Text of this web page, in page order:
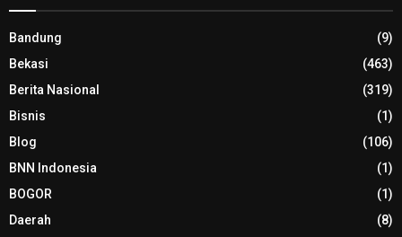
Bandung
(9)
Bekasi
(463)
Berita Nasional
(319)
Bisnis
(1)
Blog
(106)
BNN Indonesia
(1)
BOGOR
(1)
Daerah
(8)